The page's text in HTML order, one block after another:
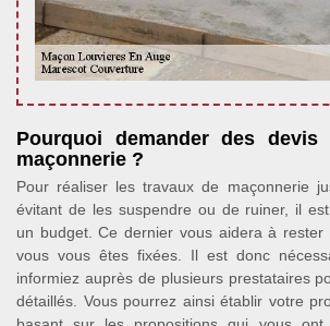
Pourquoi demander des
maçonnerie ?
Pour réaliser les travaux de maçonnerie
évitant de les suspendre ou de ruiner, il est
un budget. Ce dernier vous aidera à rester
vous vous êtes fixées. Il est donc
informiez auprès de plusieurs prestataires
détaillés. Vous pourrez ainsi établir votre